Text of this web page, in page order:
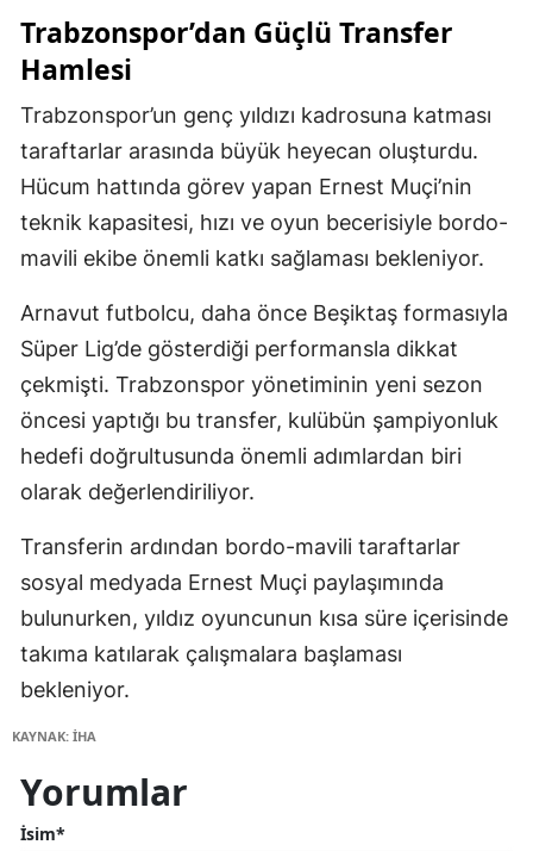
Trabzonspor’dan Güçlü Transfer
Hamlesi
Trabzonspor’un genç yıldızı kadrosuna katması
taraftarlar arasında büyük heyecan oluşturdu.
Hücum hattında görev yapan Ernest Muçi’nin
teknik kapasitesi, hızı ve oyun becerisiyle bordo-
mavili ekibe önemli katkı sağlaması bekleniyor.
Arnavut futbolcu, daha önce Beşiktaş formasıyla
Süper Lig’de gösterdiği performansla dikkat
çekmişti. Trabzonspor yönetiminin yeni sezon
öncesi yaptığı bu transfer, kulübün şampiyonluk
hedefi doğrultusunda önemli adımlardan biri
olarak değerlendiriliyor.
Transferin ardından bordo-mavili taraftarlar
sosyal medyada Ernest Muçi paylaşımında
bulunurken, yıldız oyuncunun kısa süre içerisinde
takıma katılarak çalışmalara başlaması
bekleniyor.
KAYNAK: İHA
Yorumlar
İsim*